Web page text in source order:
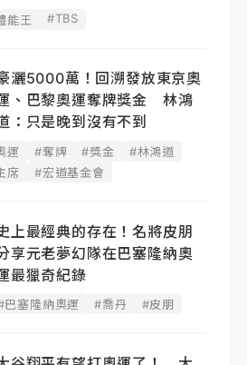
能王 #TBS
灑5000萬！回溯發放東京奧
、巴黎奧運奪牌獎金 林鴻
：只是晚到沒有不到
運 #奪牌 #獎金
#林鴻道
席 #宏道基金會
上最經典的存在！名將皮朋
享元老夢幻隊在巴塞隆納奧
最獵奇紀錄
巴塞隆納奧運 #喬丹 #皮朋